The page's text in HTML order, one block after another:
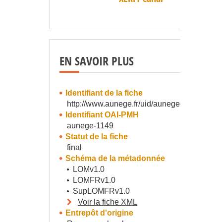
EN SAVOIR PLUS
Identifiant de la fiche
http://www.aunege.fr/uid/aunege-1149
Identifiant OAI-PMH
aunege-1149
Statut de la fiche
final
Schéma de la métadonnée
LOMv1.0
LOMFRv1.0
SupLOMFRv1.0
Voir la fiche XML
Entrepôt d'origine